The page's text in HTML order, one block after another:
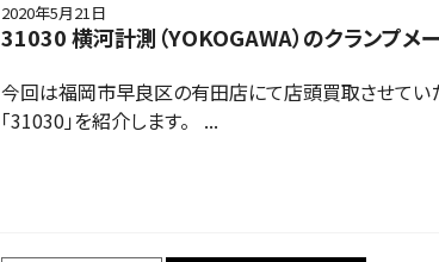
2020年5月21日
31030 横河計測（YOKOGAWA）のクランプメ
今回は福岡市早良区の有田店にて店頭買取させてい
「31030」を紹介します。 ...